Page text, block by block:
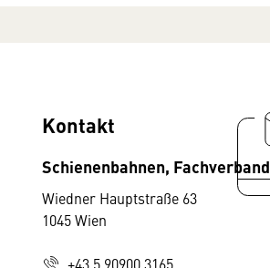
Kontakt
Schienenbahnen, Fachverband
Wiedner Hauptstraße 63
1045 Wien
+43 5 90900 3165